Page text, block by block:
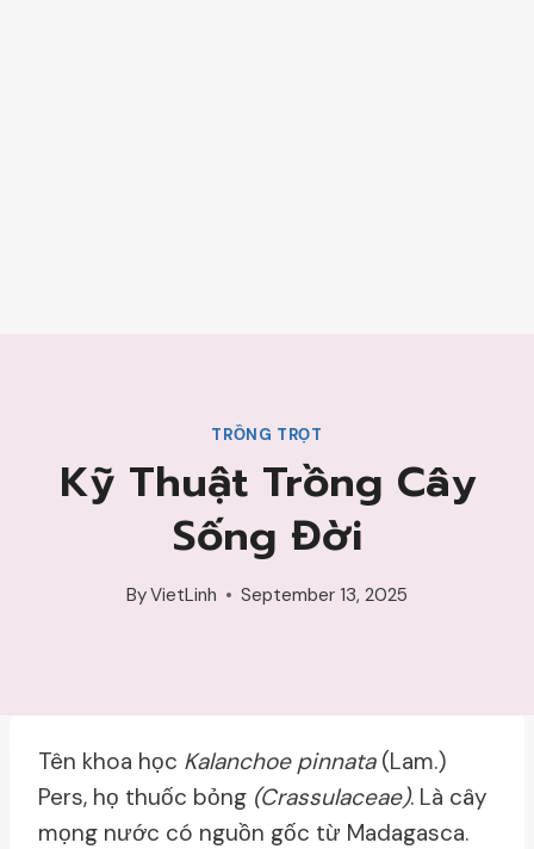
TRỒNG TRỌT
Kỹ Thuật Trồng Cây
Sống Đời
ByVietLinh September 13, 2025
Tên khoa học Kalanchoe pinnata(Lam.)
Pers, họ thuốc bỏng (Crassulaceae). Là cây
mọng nước có nguồn gốc từ Madagasca.